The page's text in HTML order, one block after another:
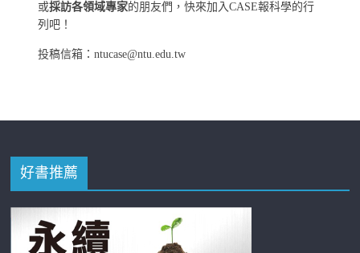
或採訪各領域專家的朋友們，快來加入CASE報科學的行
列吧！
投稿信箱：ntucase@ntu.edu.tw
好書推薦